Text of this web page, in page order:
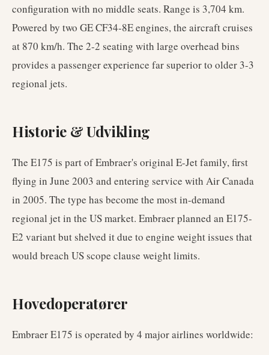
configuration with no middle seats. Range is 3,704 km.
Powered by two GE CF34-8E engines, the aircraft cruises
at 870 km/h. The 2-2 seating with large overhead bins
provides a passenger experience far superior to older 3-3
regional jets.
Historie & Udvikling
The E175 is part of Embraer's original E-Jet family, first
flying in June 2003 and entering service with Air Canada
in 2005. The type has become the most in-demand
regional jet in the US market. Embraer planned an E175-
E2 variant but shelved it due to engine weight issues that
would breach US scope clause weight limits.
Hovedoperatører
Embraer E175 is operated by 4 major airlines worldwide: